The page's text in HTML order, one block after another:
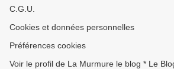
C.G.U.
Cookies et données personnelles
Préférences cookies
Voir le profil de La Murmure le blog * Le